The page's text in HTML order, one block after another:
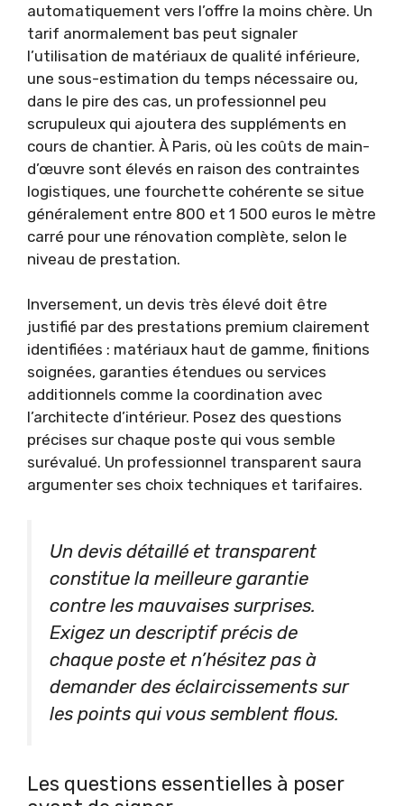
automatiquement vers l’offre la moins chère. Un
tarif anormalement bas peut signaler
l’utilisation de matériaux de qualité inférieure,
une sous-estimation du temps nécessaire ou,
dans le pire des cas, un professionnel peu
scrupuleux qui ajoutera des suppléments en
cours de chantier. À Paris, où les coûts de main-
d’œuvre sont élevés en raison des contraintes
logistiques, une fourchette cohérente se situe
généralement entre 800 et 1 500 euros le mètre
carré pour une rénovation complète, selon le
niveau de prestation.
Inversement, un devis très élevé doit être
justifié par des prestations premium clairement
identifiées : matériaux haut de gamme, finitions
soignées, garanties étendues ou services
additionnels comme la coordination avec
l’architecte d’intérieur. Posez des questions
précises sur chaque poste qui vous semble
surévalué. Un professionnel transparent saura
argumenter ses choix techniques et tarifaires.
Un devis détaillé et transparent
constitue la meilleure garantie
contre les mauvaises surprises.
Exigez un descriptif précis de
chaque poste et n’hésitez pas à
demander des éclaircissements sur
les points qui vous semblent flous.
Les questions essentielles à poser